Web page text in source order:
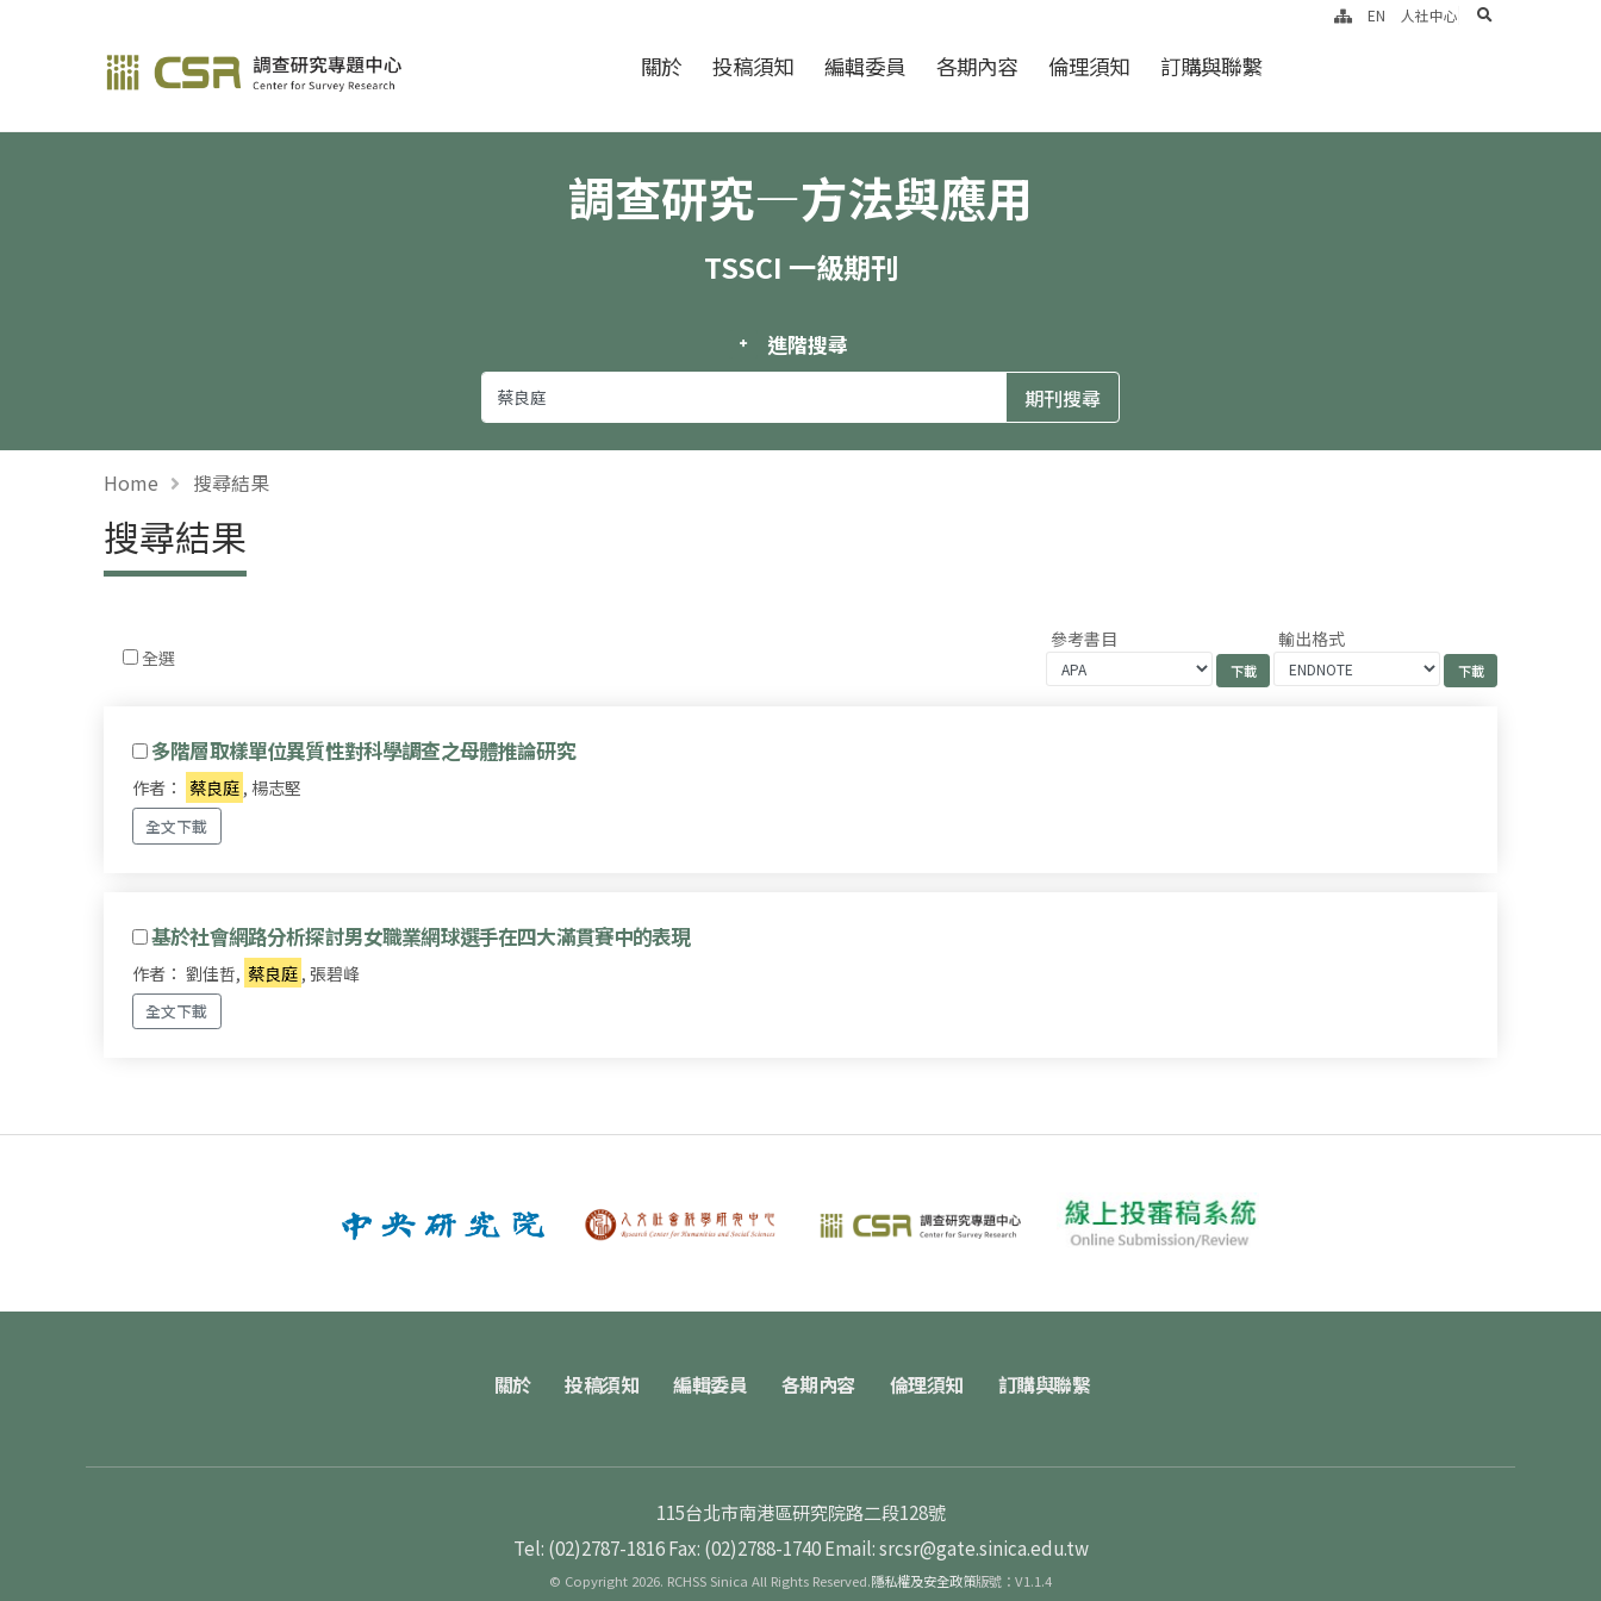
調查研究—方法與應用期刊 關於 投稿須知 編輯委員 各期內容 倫理須知 訂購與聯繫
EN 人社中心 search
調查研究—方法與應用
TSSCI 一級期刊
進階搜尋
Home 搜尋結果
搜尋結果
全選
參考書目 輸出格式
多階層取樣單位異質性對科學調查之母體推論研究
作者： 蔡良庭 , 楊志堅
全文下載
基於社會網路分析探討男女職業網球選手在四大滿貫賽中的表現
作者： 劉佳哲, 蔡良庭 , 張碧峰
全文下載
關於 投稿須知 編輯委員 各期內容 倫理須知 訂購與聯繫
115台北市南港區研究院路二段128號
Tel: (02)2787-1816 Fax: (02)2788-1740 Email: srcsr@gate.sinica.edu.tw
© Copyright 2026. RCHSS Sinica All Rights Reserved.隱私權及安全政策版號：V1.1.4